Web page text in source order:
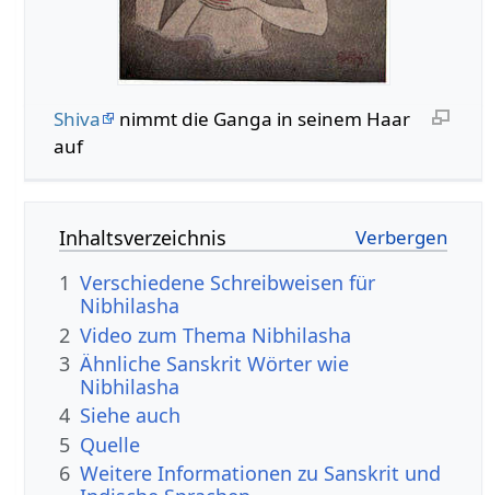
Shiva
nimmt die Ganga in seinem Haar
auf
Inhaltsverzeichnis
1 Verschiedene Schreibweisen für
Nibhilasha
2 Video zum Thema Nibhilasha
3 Ähnliche Sanskrit Wörter wie
Nibhilasha
4 Siehe auch
5 Quelle
6 Weitere Informationen zu Sanskrit und